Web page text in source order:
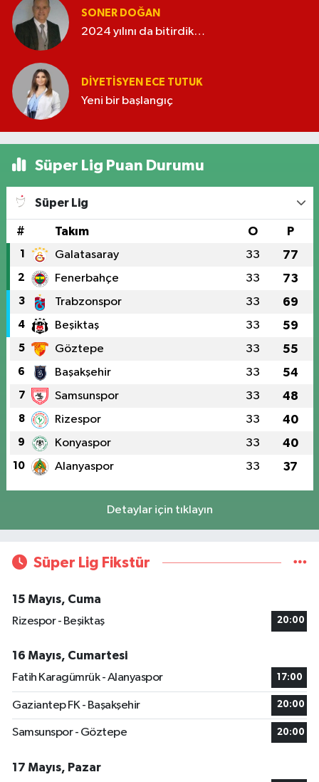
SONER DOĞAN
2024 yılını da bitirdik…
DIYETISYEN ECE TUTUK
Yeni bir başlangıç
Süper Lig Puan Durumu
Süper Lig
# Takım O P
1 Galatasaray 33 77
2 Fenerbahçe 33 73
3 Trabzonspor 33 69
4 Beşiktaş 33 59
5 Göztepe 33 55
6 Başakşehir 33 54
7 Samsunspor 33 48
8 Rizespor 33 40
9 Konyaspor 33 40
10 Alanyaspor 33 37
Detaylar için tıklayın
Süper Lig Fikstür
15 Mayıs, Cuma
Rizespor - Beşiktaş
20:00
16 Mayıs, Cumartesi
Fatih Karagümrük - Alanyaspor
17:00
Gaziantep FK - Başakşehir 20:00
Samsunspor - Göztepe 20:00
17 Mayıs, Pazar